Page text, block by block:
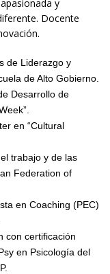
y
Docente
de Liderazgo y
de Alto Gobierno.
Desarrollo de
en “Cultural
trabajo y de las
Federation of
en Coaching (PEC)
con certificación
en Psicología del